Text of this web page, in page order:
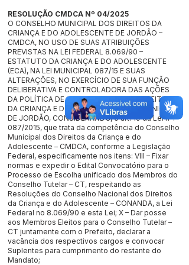
RESOLUÇÃO CMDCA Nº 04/2025
O CONSELHO MUNICIPAL DOS DIREITOS DA
CRIANÇA E DO ADOLESCENTE DE JORDÃO –
CMDCA, NO USO DE SUAS ATRIBUIÇÕES
PREVISTAS NA LEI FEDERAL 8.069/90 –
ESTATUTO DA CRIANÇA E DO ADOLESCENTE
(ECA), NA LEI MUNICIPAL 087/15 E SUAS
ALTERAÇÕES, NO EXERCÍCIO DE SUA FUNÇÃO
DELIBERATIVA E CONTROLADORA DAS AÇÕES
DA POLÍTICA DE ATENDIMENTO DOS DIREITOS
DA CRIANÇA E DO ADOLESCENTE NO MUNICÍPIO
DE JORDÃO, CONSIDERANDO, o art. 19 da Lei nº.
087/2015, que trata da competência do Conselho
Municipal dos Direitos da Criança e do
Adolescente – CMDCA, conforme a Legislação
Federal, especificamente nos itens: VIII – Fixar
normas e expedir o Edital Convocatório para o
Processo de Escolha unificado dos Membros do
Conselho Tutelar – CT, respeitando as
Resoluções do Conselho Nacional dos Direitos
da Criança e do Adolescente – CONANDA, a Lei
Federal no 8.069/90 e esta Lei; X – Dar posse
aos Membros Eleitos para o Conselho Tutelar –
CT juntamente com o Prefeito, declarar a
vacância dos respectivos cargos e convocar
Suplentes para cumprimento do restante do
Mandato;